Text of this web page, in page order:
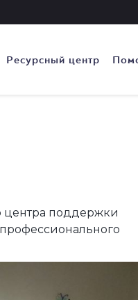
Ресурсный центр
центра поддержки